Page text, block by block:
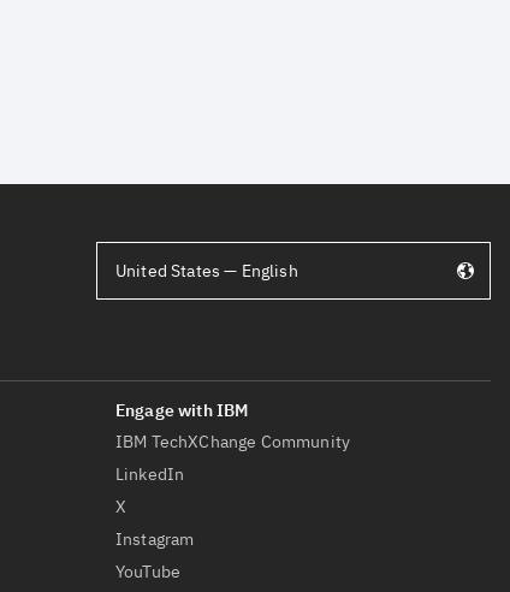
IBM TechXChange Community
LinkedIn
X
Instagram
YouTube
United States — English